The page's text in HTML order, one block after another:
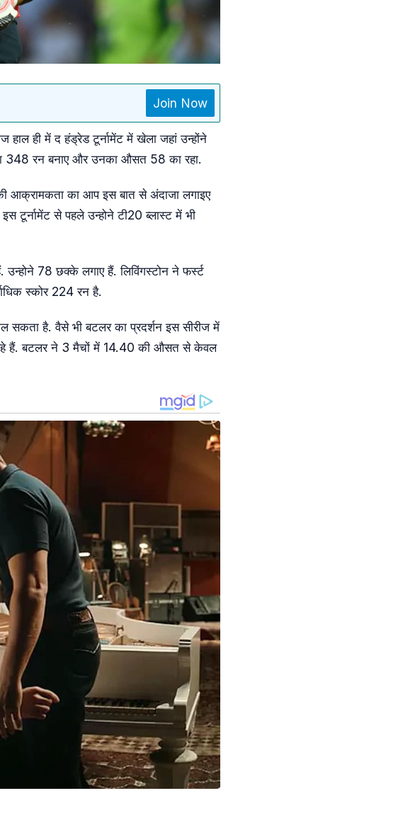
Join Now
हाल ही में द हंड्रेड टूर्नामेंट में खेला जहां उन्होंने
348 रन बनाए और उनका औसत 58 का रहा.
आक्रामकता का आप इस बात से अंदाजा लगाइए
टूर्नामेंट से पहले उन्होने टी20 ब्लास्ट में भी
78 छक्के लगाए हैं. लिविंगस्टोन ने फर्स्ट
स्कोर 224 रन है.
सकता है. वैसे भी बटलर का प्रदर्शन इस सीरीज में
रहे हैं. बटलर ने 3 मैचों में 14.40 की औसत से केवल